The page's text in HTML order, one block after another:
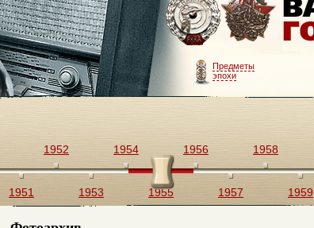
Предметы
эпохи
1951
1952
1953
1954
1955
1956
1957
1958
1959